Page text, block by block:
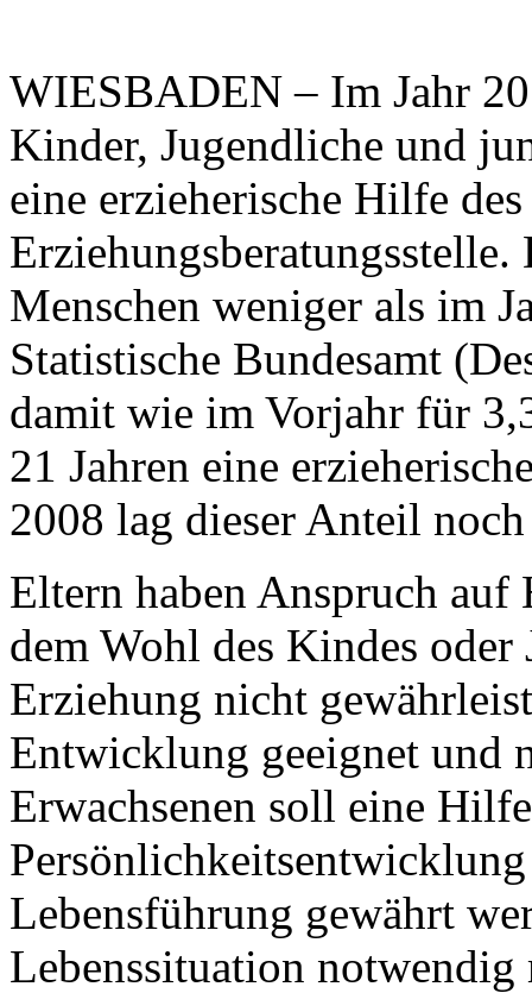
WIESBADEN – Im Jahr
Kinder, Jugendliche und
eine erzieherische Hilfe
Menschen weniger als im
Statistische Bundesamt
damit wie im Vorjahr für
21 Jahren eine
2008 lag dieser Anteil
Eltern haben Anspruch
dem Wohl des Kindes oder
Erziehung nicht
Entwicklung geeignet und
Erwachsenen soll eine
Lebensführung gewährt
Lebenssituation notwendig